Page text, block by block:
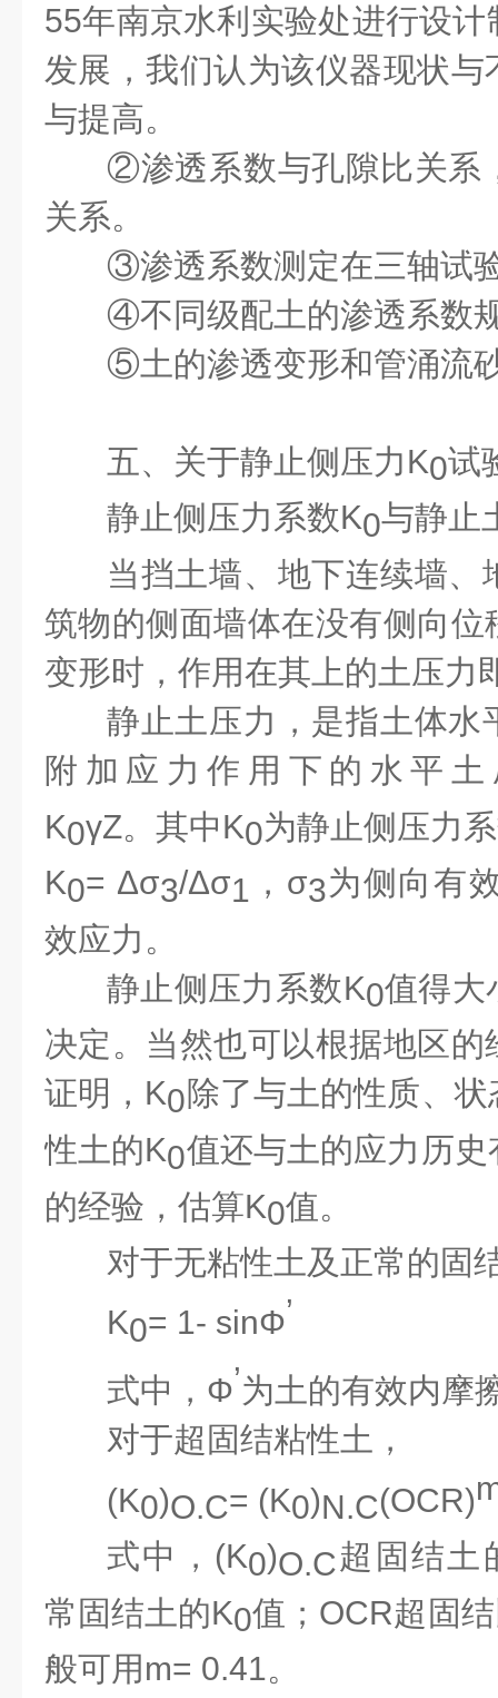
55年南京水利实验处进行设
发展，我们认为该仪器现状
与提高。
②渗透系数与孔隙比关系
关系。
③渗透系数测定在三轴试
④不同级配土的渗透系数
⑤土的渗透变形和管涌流
五、关于静止侧压力K0试
静止侧压力系数K0与静止
当挡土墙、地下连续墙、
筑物的侧面墙体在没有侧向
变形时，作用在其上的土压力
静止土压力，是指土体水
附加应力作用下的水平
K0γZ。其中K0为静止侧压力
K0= Δσ3/Δσ1 ，σ3为侧向有
效应力。
静止侧压力系数K0值得大
决定。当然也可以根据地区
证明，K0除了与土的性质、
性土的K0值还与土的应力历
的经验，估算K0值。
对于无粘性土及正常的固
K0= 1- sinΦ’
式中，Φ’为土的有效内摩
对于超固结粘性土，
(K0)O.C= (K0)N.C(OCR)
式中，(K0)O.C超固结土
常固结土的K0值；OCR超固
般可用m= 0.41。